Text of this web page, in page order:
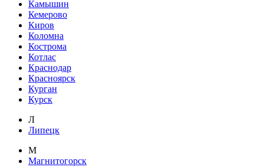
Камышин
Кемерово
Киров
Коломна
Кострома
Котлас
Краснодар
Красноярск
Курган
Курск
Л
Липецк
М
Магнитогорск